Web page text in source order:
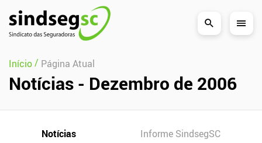
Pular Navegação (s)
Início/ Página Atual
Notícias - Dezembro de 2006
Notícias
Informe SindsegSC